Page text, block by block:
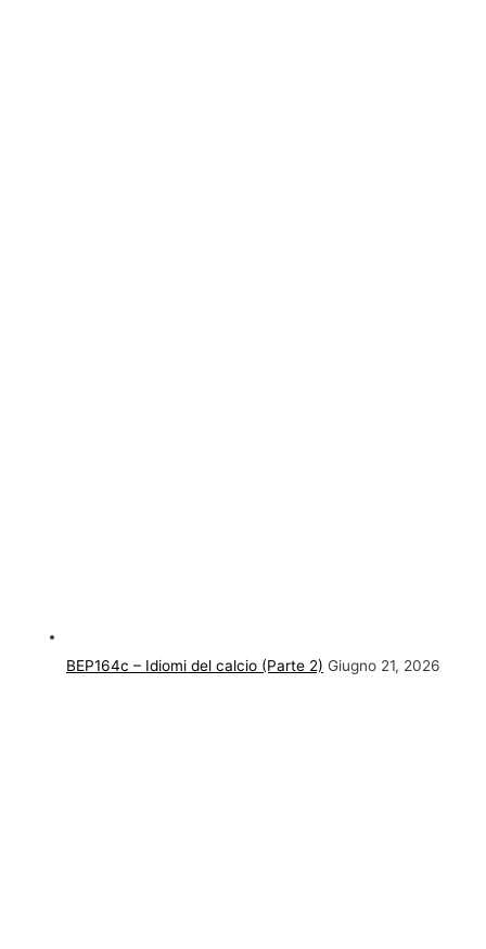
BEP164c – Idiomi del calcio (Parte 2) Giugno 21, 2026